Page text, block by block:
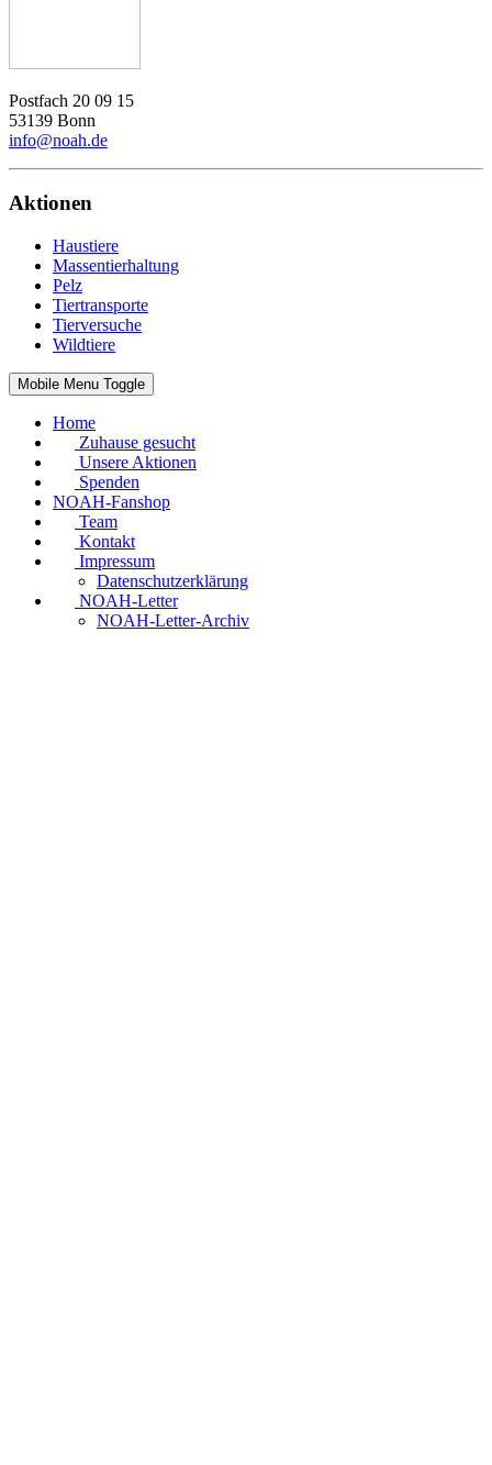
Postfach 20 09 15
53139 Bonn
info@noah.de
Aktionen
Haustiere
Massentierhaltung
Pelz
Tiertransporte
Tierversuche
Wildtiere
Mobile Menu Toggle
Home
Zuhause gesucht
Unsere Aktionen
Spenden
NOAH-Fanshop
Team
Kontakt
Impressum
Datenschutzerklärung
NOAH-Letter
NOAH-Letter-Archiv